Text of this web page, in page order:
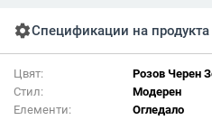
settingsСпецификации на продукта
Цвят:
Розов Черен
Стил:
Модерен
Елементи:
Огледало